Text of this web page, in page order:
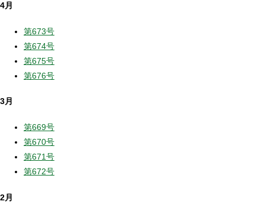
4月
第673号
第674号
第675号
第676号
3月
第669号
第670号
第671号
第672号
2月